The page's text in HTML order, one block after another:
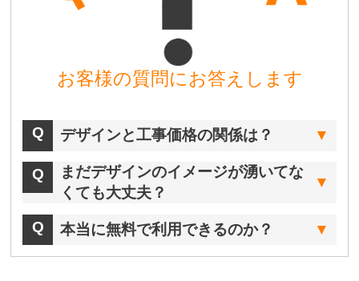
お客様の質問にお答えします
デザインと工事価格の関係は？
まだデザインのイメージが湧いてな
くても大丈夫？
本当に無料で利用できるのか？